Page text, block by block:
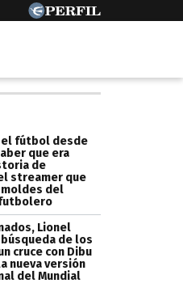
el fútbol desde
que era
de
streamer que
del
Lionel
de los
cruce con Dibu
nueva versión
del Mundial